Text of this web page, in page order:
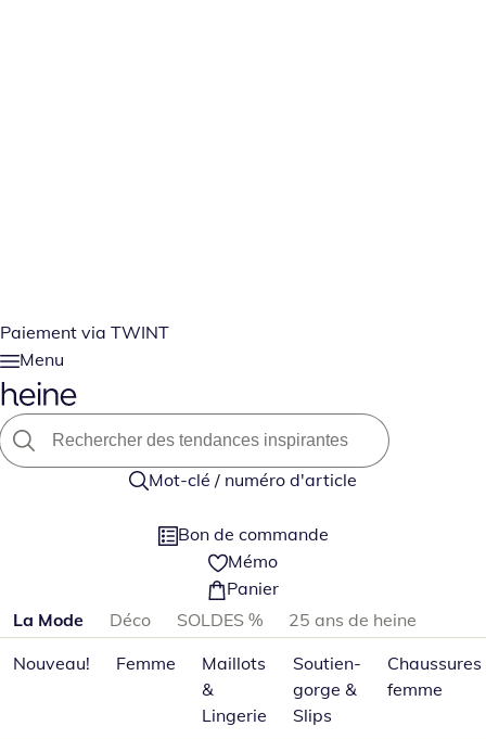
Paiement via TWINT
Menu
Mot-clé / numéro d'article
Bon de commande
Mémo
Panier
Passer les catégories de produits
La Mode Déco SOLDES %
25 ans de heine
Nouveau!
Femme
Maillots
&
Lingerie
Soutien-
gorge &
Slips
Chaussures
femme